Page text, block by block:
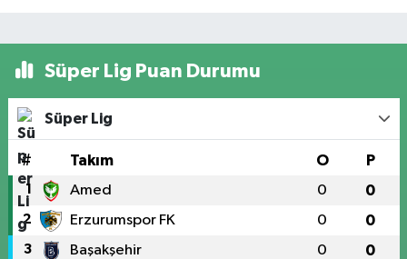
Süper Lig Puan Durumu
Süper Lig
# Takım O P
1 Amed 0 0
2 Erzurumspor FK 0 0
3 Başakşehir 0 0